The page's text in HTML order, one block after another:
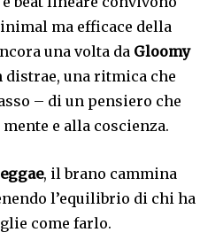
ma efficace della
una volta da Gloomy
distrae, una ritmica che
– di un pensiero che
e alla coscienza.
, il brano cammina
l’equilibrio di chi ha
come farlo.